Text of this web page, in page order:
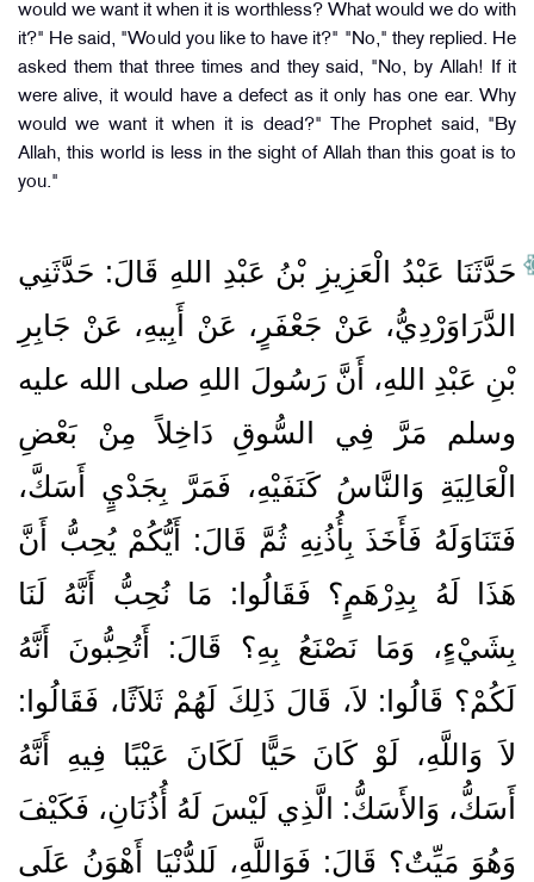
would we want it when it is worthless? What would we do with
it?" He said, "Would you like to have it?" "No," they replied. He
asked them that three times and they said, "No, by Allah! If it
were alive, it would have a defect as it only has one ear. Why
would we want it when it is dead?" The Prophet said, "By
Allah, this world is less in the sight of Allah than this goat is to
you."
حَدَّثَنَا عَبْدُ الْعَزِيزِ بْنُ عَبْدِ اللهِ قَالَ‏:‏ حَدَّثَنِي
الدَّرَاوَرْدِيُّ، عَنْ جَعْفَرٍ، عَنْ أَبِيهِ، عَنْ جَابِرِ
بْنِ عَبْدِ اللهِ، أَنَّ رَسُولَ اللهِ صلى الله عليه
وسلم مَرَّ فِي السُّوقِ دَاخِلاً مِنْ بَعْضِ
الْعَالِيَةِ وَالنَّاسُ كَنَفَيْهِ، فَمَرَّ بِجَدْيٍ أَسَكَّ،
فَتَنَاوَلَهُ فَأَخَذَ بِأُذُنِهِ ثُمَّ قَالَ‏:‏ أَيُّكُمْ يُحِبُّ أَنَّ
هَذَا لَهُ بِدِرْهَمٍ‏؟‏ فَقَالُوا‏:‏ مَا نُحِبُّ أَنَّهُ لَنَا
بِشَيْءٍ، وَمَا نَصْنَعُ بِهِ‏؟‏ قَالَ‏:‏ أَتُحِبُّونَ أَنَّهُ
لَكُمْ‏؟‏ قَالُوا‏:‏ لاَ، قَالَ ذَلِكَ لَهُمْ ثَلاَثًا، فَقَالُوا‏:‏
لاَ وَاللَّهِ، لَوْ كَانَ حَيًّا لَكَانَ عَيْبًا فِيهِ أَنَّهُ
أَسَكُّ، وَالأَسَكُّ‏:‏ الَّذِي لَيْسَ لَهُ أُذُنَانِ، فَكَيْفَ
وَهُوَ مَيِّتٌ‏؟‏ قَالَ‏:‏ فَوَاللَّهِ، لَلدُّنْيَا أَهْوَنُ عَلَى